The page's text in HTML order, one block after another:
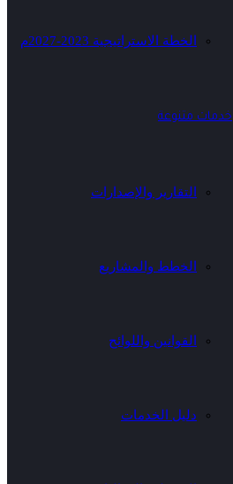
الخطة الاستراتيجية 2023-2027م
خدمات متنوعة
التقارير والإصدارات
الخطط والمشاريع
القوانين واللوائح
دليل الخدمات